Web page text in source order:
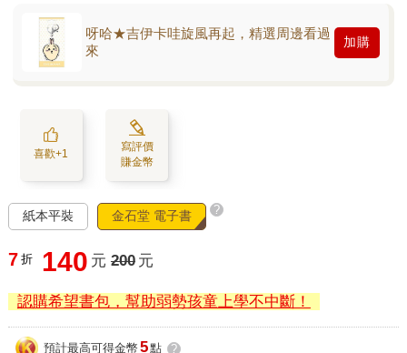
呀哈★吉伊卡哇旋風再起，精選周邊看過
來
加購
喜歡+1
寫評價
賺金幣
紙本平裝 金石堂 電子書 ?
7 折 140 元 200 元
認購希望書包，幫助弱勢孩童上學不中斷！
預計最高可得金幣 5點 ?